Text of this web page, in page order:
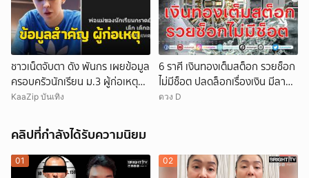
ชาวเน็ตจับตา ดัง พันกร เผยข้อมูล
ครอบครัวนักเรียน ม.3 ผู้ก่อเหตุ
และที่มาอาวุธ
KaaZip บันเทิง
6 ราศี เงินทองเต็มสต็อก รวยช็อก
ไม่มีช็อต ปลดล็อกเรื่องเงิน มีลาภ
ลอยจ่อคิว
ดวง D
คลิปที่กำลังได้รับความนิยม
01 02